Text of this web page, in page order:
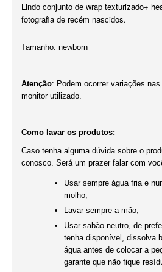
Lindo conjunto de wrap texturizado+
fotografia de recém nascidos.
Tamanho: newborn
Atenção: Podem ocorrer variações
monitor utilizado.
Como lavar os produtos:
Caso tenha alguma dúvida sobre o
conosco. Será um prazer falar com
Usar sempre água fria e
molho;
Lavar sempre a mão;
Usar sabão neutro, de
tenha disponível, dissolva
água antes de colocar a
garante que não fique